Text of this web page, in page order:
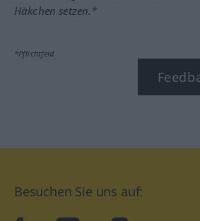
Häkchen setzen.*
*Pflichtfeld
Besuchen Sie uns auf: